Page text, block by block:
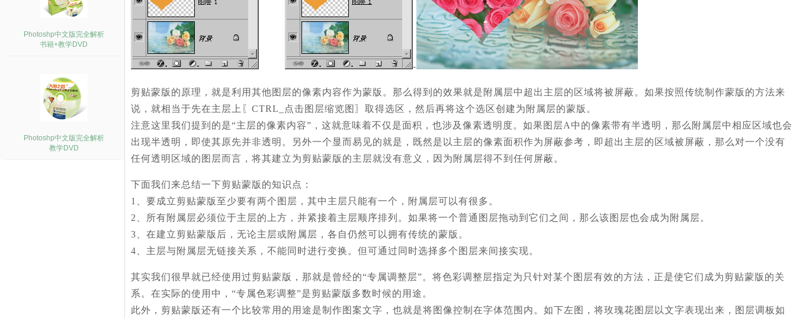
Photoshp中文版完全解析
书籍+教学DVD
Photoshp中文版完全解析
教学DVD
-
剪贴蒙版的原理，就是利用其他图层的像素内容作为蒙版。那么得到的效果就是附属层中超出主层的区域将被屏蔽。如果按照传统制作蒙版的方法来
说，就相当于先在主层上〖CTRL_点击图层缩览图〗取得选区，然后再将这个选区创建为附属层的蒙版。
注意这里我们提到的是“主层的像素内容”，这就意味着不仅是面积，也涉及像素透明度。如果图层A中的像素带有半透明，那么附属层中相应区域也会
出现半透明，即使其原先并非透明。另外一个显而易见的就是，既然是以主层的像素面积作为屏蔽参考，即超出主层的区域被屏蔽，那么对一个没有
任何透明区域的图层而言，将其建立为剪贴蒙版的主层就没有意义，因为附属层得不到任何屏蔽。
下面我们来总结一下剪贴蒙版的知识点：
1、要成立剪贴蒙版至少要有两个图层，其中主层只能有一个，附属层可以有很多。
2、所有附属层必须位于主层的上方，并紧接着主层顺序排列。如果将一个普通图层拖动到它们之间，那么该图层也会成为附属层。
3、在建立剪贴蒙版后，无论主层或附属层，各自仍然可以拥有传统的蒙版。
4、主层与附属层无链接关系，不能同时进行变换。但可通过同时选择多个图层来间接实现。
其实我们很早就已经使用过剪贴蒙版，那就是曾经的“专属调整层”。将色彩调整层指定为只针对某个图层有效的方法，正是使它们成为剪贴蒙版的关
系。在实际的使用中，“专属色彩调整”是剪贴蒙版多数时候的用途。
此外，剪贴蒙版还有一个比较常用的用途是制作图案文字，也就是将图像控制在字体范围内。如下左图，将玫瑰花图层以文字表现出来，图层调板如